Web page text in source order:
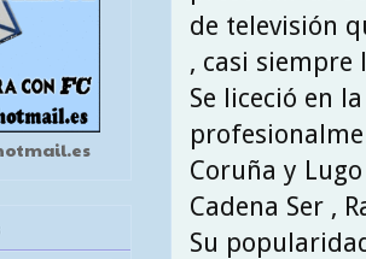
de televisión
, casi siempre
Se liceció en
Coruña y
Cadena Ser ,
Su